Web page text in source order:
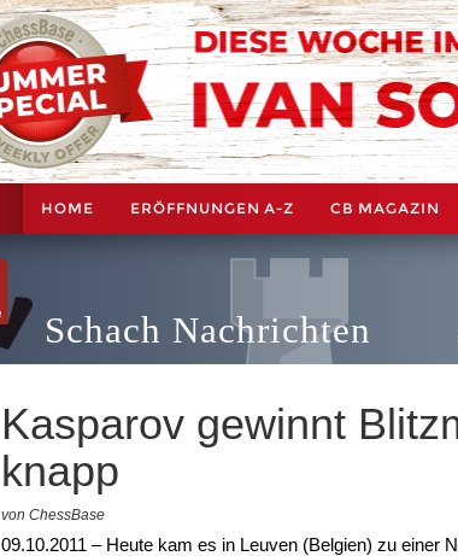
HOME ERÖFFNUNGEN A-Z CB MAGAZIN
Schach Nachrichten
Kasparov gewinnt
knapp
von ChessBase
09.10.2011 – Heute kam es in Leuven (Belgien) zu einer